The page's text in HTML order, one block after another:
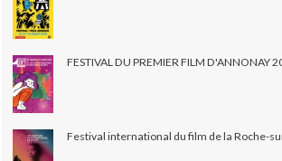
FESTIVAL DU PREMIER FILM D'ANNONAY
Festival international du film de la Roche-